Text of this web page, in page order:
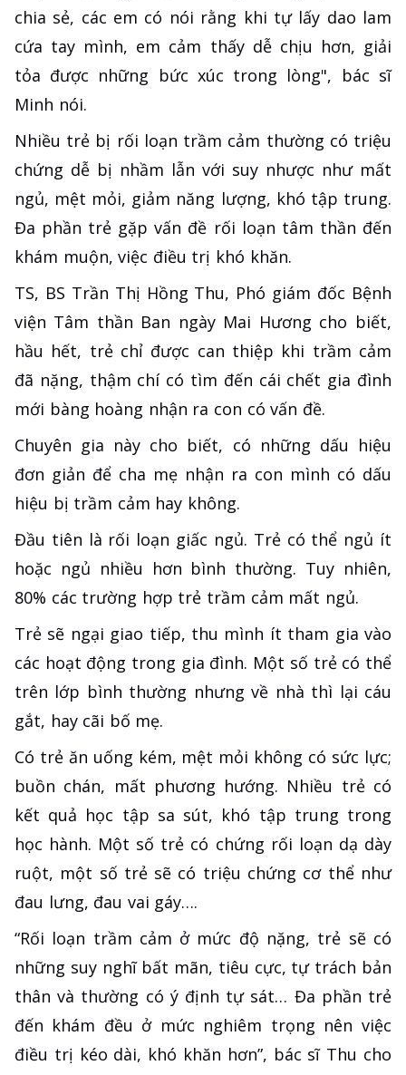
chia sẻ, các em có nói rằng khi tự lấy dao lam
cứa tay mình, em cảm thấy dễ chịu hơn, giải
tỏa được những bức xúc trong lòng", bác sĩ
Minh nói.
Nhiều trẻ bị rối loạn trầm cảm thường có triệu
chứng dễ bị nhầm lẫn với suy nhược như mất
ngủ, mệt mỏi, giảm năng lượng, khó tập trung.
Đa phần trẻ gặp vấn đề rối loạn tâm thần đến
khám muộn, việc điều trị khó khăn.
TS, BS Trần Thị Hồng Thu, Phó giám đốc Bệnh
viện Tâm thần Ban ngày Mai Hương cho biết,
hầu hết, trẻ chỉ được can thiệp khi trầm cảm
đã nặng, thậm chí có tìm đến cái chết gia đình
mới bàng hoàng nhận ra con có vấn đề.
Chuyên gia này cho biết, có những dấu hiệu
đơn giản để cha mẹ nhận ra con mình có dấu
hiệu bị trầm cảm hay không.
Đầu tiên là rối loạn giấc ngủ. Trẻ có thể ngủ ít
hoặc ngủ nhiều hơn bình thường. Tuy nhiên,
80% các trường hợp trẻ trầm cảm mất ngủ.
Trẻ sẽ ngại giao tiếp, thu mình ít tham gia vào
các hoạt động trong gia đình. Một số trẻ có thể
trên lớp bình thường nhưng về nhà thì lại cáu
gắt, hay cãi bố mẹ.
Có trẻ ăn uống kém, mệt mỏi không có sức lực;
buồn chán, mất phương hướng. Nhiều trẻ có
kết quả học tập sa sút, khó tập trung trong
học hành. Một số trẻ có chứng rối loạn dạ dày
ruột, một số trẻ sẽ có triệu chứng cơ thể như
đau lưng, đau vai gáy….
“Rối loạn trầm cảm ở mức độ nặng, trẻ sẽ có
những suy nghĩ bất mãn, tiêu cực, tự trách bản
thân và thường có ý định tự sát… Đa phần trẻ
đến khám đều ở mức nghiêm trọng nên việc
điều trị kéo dài, khó khăn hơn”, bác sĩ Thu cho